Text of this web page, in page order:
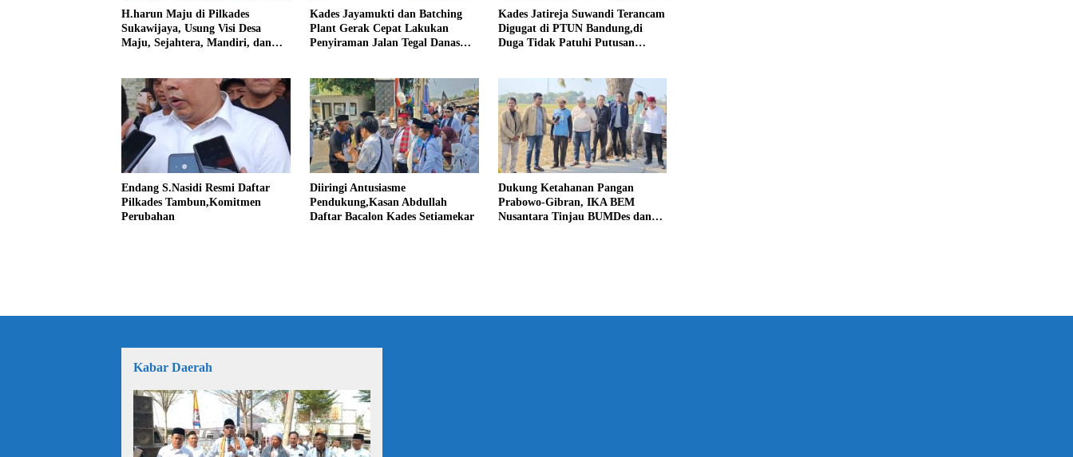
H.harun Maju di Pilkades
Sukawijaya, Usung Visi Desa
Maju, Sejahtera, Mandiri, dan
Kades Jayamukti dan Batching
Plant Gerak Cepat Lakukan
Penyiraman Jalan Tegal Danas
Kades Jatireja Suwandi Terancam
Digugat di PTUN Bandung,di
Duga Tidak Patuhi Putusan
Endang S.Nasidi Resmi Daftar
Pilkades Tambun,Komitmen
Perubahan
Diiringi Antusiasme
Pendukung,Kasan Abdullah
Daftar Bacalon Kades Setiamekar
Dukung Ketahanan Pangan
Prabowo-Gibran, IKA BEM
Nusantara Tinjau BUMDes dan
Kabar Daerah